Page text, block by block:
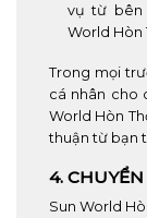
vụ từ bên
World Hòn
Trong mọi
cá nhân cho
World Hòn
thuận từ bạn
4.
Sun World